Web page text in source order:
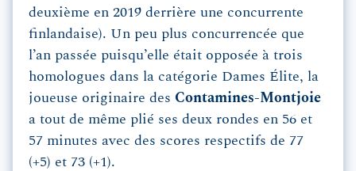
deuxième en 2019 derrière une concurrente
finlandaise). Un peu plus concurrencée que
l’an passée puisqu’elle était opposée à trois
homologues dans la catégorie Dames Élite, la
joueuse originaire des Contamines-Montjoie
a tout de même plié ses deux rondes en 56 et
57 minutes avec des scores respectifs de 77
(+5) et 73 (+1).